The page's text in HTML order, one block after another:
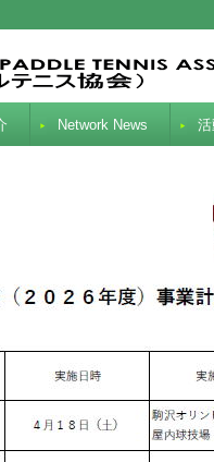
Network News